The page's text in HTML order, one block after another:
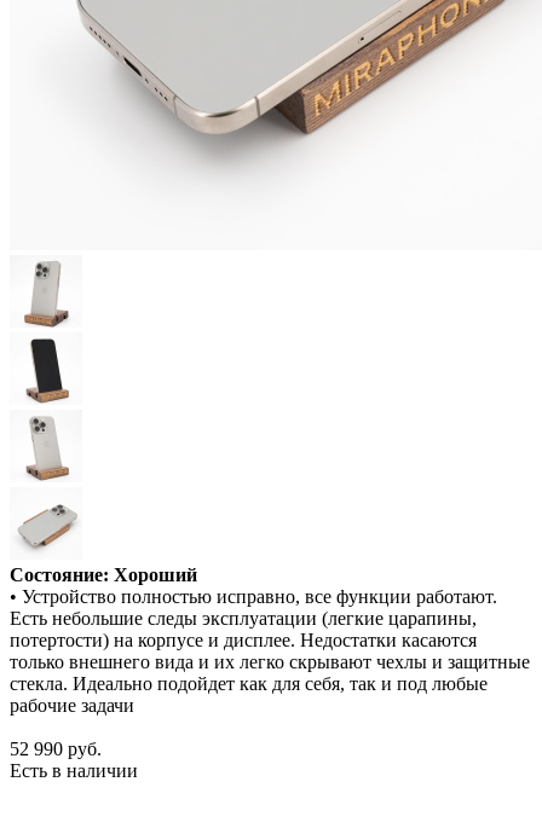
Состояние: Хороший
• Устройство полностью исправно, все функции работают.
Есть небольшие следы эксплуатации (легкие царапины,
потертости) на корпусе и дисплее. Недостатки касаются
только внешнего вида и их легко скрывают чехлы и защитные
стекла. Идеально подойдет как для себя, так и под любые
рабочие задачи
52 990 руб.
Есть в наличии